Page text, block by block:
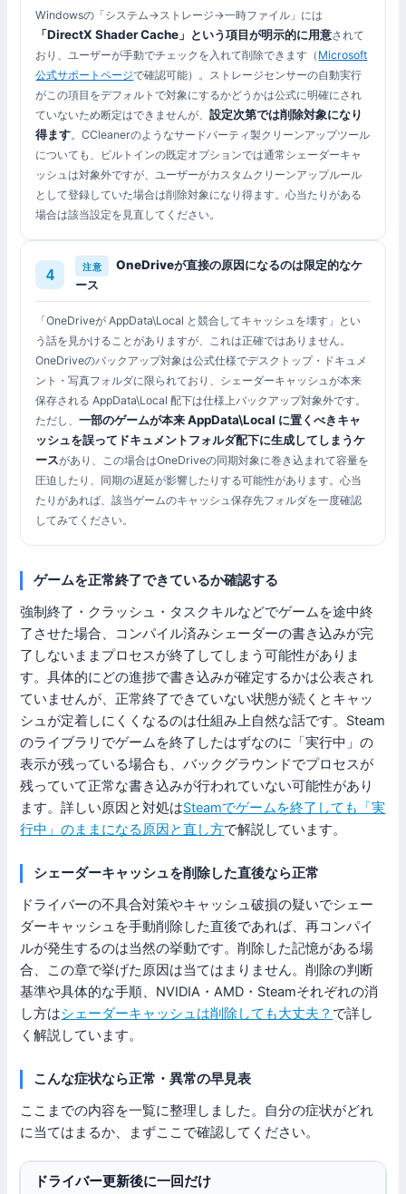
Windowsの「システム→ストレージ→一時ファイル」には
「DirectX Shader Cache」という項目が明示的に用意されて
おり、ユーザーが手動でチェックを入れて削除できます（ Microsoft
公式サポートページで確認可能）。ストレージセンサーの自動実行
がこの項目をデフォルトで対象にするかどうかは公式に明確にされ
ていないため断定はできませんが、設定次第では削除対象になり
得ます。CCleanerのようなサードパーティ製クリーンアップツール
についても、ビルトインの既定オプションでは通常シェーダーキャ
ッシュは対象外ですが、ユーザーがカスタムクリーンアップルール
として登録していた場合は削除対象になり得ます。心当たりがある
場合は該当設定を見直してください。
注意
OneDriveが直接の原因になるのは限定的なケ
ース
「OneDriveが AppData\Local と競合してキャッシュを壊す」とい
う話を見かけることがありますが、これは正確ではありません。
OneDriveのバックアップ対象は公式仕様でデスクトップ・ドキュメ
ント・写真フォルダに限られており、シェーダーキャッシュが本来
保存される AppData\Local 配下は仕様上バックアップ対象外です。
ただし、一部のゲームが本来 AppData\Local に置くべきキャ
ッシュを誤ってドキュメントフォルダ配下に生成してしまうケ
ースがあり、この場合はOneDriveの同期対象に巻き込まれて容量を
圧迫したり、同期の遅延が影響したりする可能性があります。心当
たりがあれば、該当ゲームのキャッシュ保存先フォルダを一度確認
してみてください。
ゲームを正常終了できているか確認する
強制終了・クラッシュ・タスクキルなどでゲームを途中終
了させた場合、コンパイル済みシェーダーの書き込みが完
了しないままプロセスが終了してしまう可能性がありま
す。具体的にどの進捗で書き込みが確定するかは公表され
ていませんが、正常終了できていない状態が続くとキャッ
シュが定着しにくくなるのは仕組み上自然な話です。Steam
のライブラリでゲームを終了したはずなのに「実行中」の
表示が残っている場合も、バックグラウンドでプロセスが
残っていて正常な書き込みが行われていない可能性があり
ます。詳しい原因と対処はSteamでゲームを終了しても「実
行中」のままになる原因と直し方で解説しています。
シェーダーキャッシュを削除した直後なら正常
ドライバーの不具合対策やキャッシュ破損の疑いでシェー
ダーキャッシュを手動削除した直後であれば、再コンパイ
ルが発生するのは当然の挙動です。削除した記憶がある場
合、この章で挙げた原因は当てはまりません。削除の判断
基準や具体的な手順、NVIDIA・AMD・Steamそれぞれの消
し方はシェーダーキャッシュは削除しても大丈夫？ で詳し
く解説しています。
こんな症状なら正常・異常の早見表
ここまでの内容を一覧に整理しました。自分の症状がどれ
に当てはまるか、まずここで確認してください。
ドライバー更新後に一回だけ